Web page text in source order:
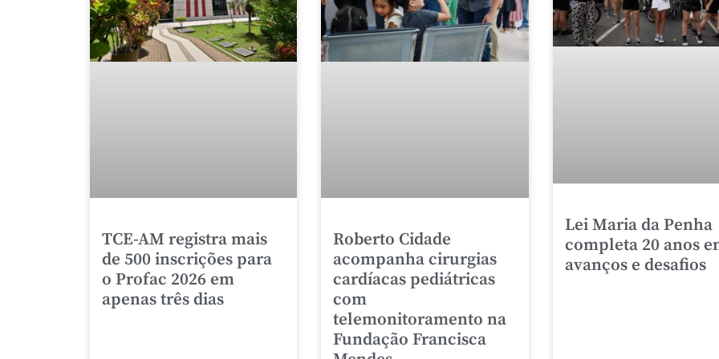
TCE-AM registra mais
de 500 inscrições para
o Profac 2026 em
apenas três dias
Roberto Cidade
acompanha cirurgias
cardíacas pediátricas
com
telemonitoramento na
Fundação Francisca
Lei Maria da Penha
completa 20 anos
avanços e desafios